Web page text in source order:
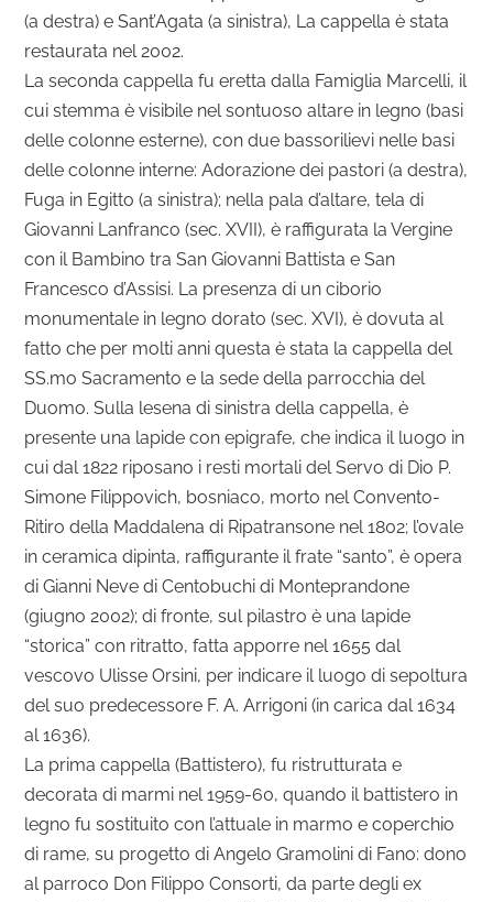
(a destra) e Sant’Agata (a sinistra), La cappella è stata
restaurata nel 2002.
La seconda cappella fu eretta dalla Famiglia Marcelli, il
cui stemma è visibile nel sontuoso altare in legno (basi
delle colonne esterne), con due bassorilievi nelle basi
delle colonne interne: Adorazione dei pastori (a destra),
Fuga in Egitto (a sinistra); nella pala d’altare, tela di
Giovanni Lanfranco (sec. XVII), è raffigurata la Vergine
con il Bambino tra San Giovanni Battista e San
Francesco d’Assisi. La presenza di un ciborio
monumentale in legno dorato (sec. XVI), è dovuta al
fatto che per molti anni questa è stata la cappella del
SS.mo Sacramento e la sede della parrocchia del
Duomo. Sulla lesena di sinistra della cappella, è
presente una lapide con epigrafe, che indica il luogo in
cui dal 1822 riposano i resti mortali del Servo di Dio P.
Simone Filippovich, bosniaco, morto nel Convento-
Ritiro della Maddalena di Ripatransone nel 1802; l’ovale
in ceramica dipinta, raffigurante il frate “santo”, è opera
di Gianni Neve di Centobuchi di Monteprandone
(giugno 2002); di fronte, sul pilastro è una lapide
“storica” con ritratto, fatta apporre nel 1655 dal
vescovo Ulisse Orsini, per indicare il luogo di sepoltura
del suo predecessore F. A. Arrigoni (in carica dal 1634
al 1636).
La prima cappella (Battistero), fu ristrutturata e
decorata di marmi nel 1959-60, quando il battistero in
legno fu sostituito con l’attuale in marmo e coperchio
di rame, su progetto di Angelo Gramolini di Fano: dono
al parroco Don Filippo Consorti, da parte degli ex